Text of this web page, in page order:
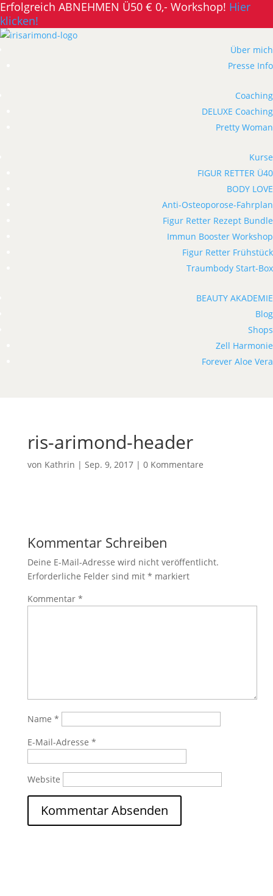
Erfolgreich ABNEHMEN Ü50 € 0,- Workshop! Hier
klicken!
Über mich
Presse Info
Coaching
DELUXE Coaching
Pretty Woman
Kurse
FIGUR RETTER Ü40
BODY LOVE
Anti-Osteoporose-Fahrplan
Figur Retter Rezept Bundle
Immun Booster Workshop
Figur Retter Frühstück
Traumbody Start-Box
BEAUTY AKADEMIE
Blog
Shops
Zell Harmonie
Forever Aloe Vera
ris-arimond-header
von Kathrin | Sep. 9, 2017| 0 Kommentare
Kommentar Schreiben
Deine E-Mail-Adresse wird nicht veröffentlicht.
Erforderliche Felder sind mit * markiert
Kommentar *
Name *
E-Mail-Adresse *
Website